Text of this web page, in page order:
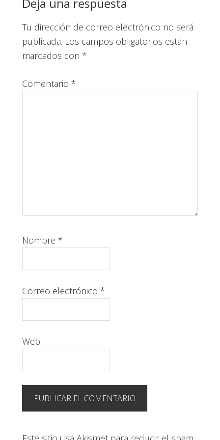
Interacciones
con
los
lectores
Deja una respuesta
Tu dirección de correo electrónico no será
publicada. Los campos obligatorios están
marcados con *
Comentario *
Nombre *
Correo electrónico *
Web